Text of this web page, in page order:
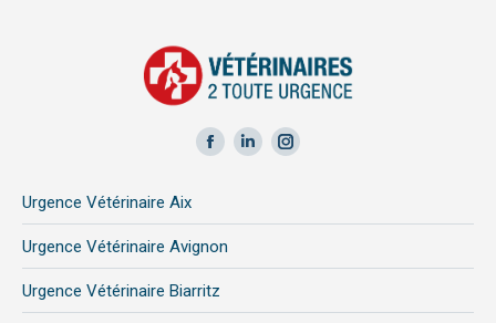
Facebook
in
new
window
LinkedIn
new
Instagram
new
Urgence Vétérinaire Aix
Urgence Vétérinaire Avignon
Urgence Vétérinaire Biarritz